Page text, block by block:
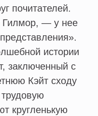
почитателей.
Гилмор, — у нее
истории
заключенный с
Кэйт сходу
кругленькую